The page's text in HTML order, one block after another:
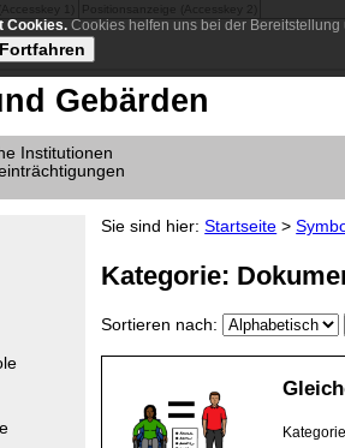
Cookies.Cookies helfen uns bei der
Fortfahren
Gebärden
Institutionen
Sie sind hier:Startseite >
Kategorie:
Sortieren nach: